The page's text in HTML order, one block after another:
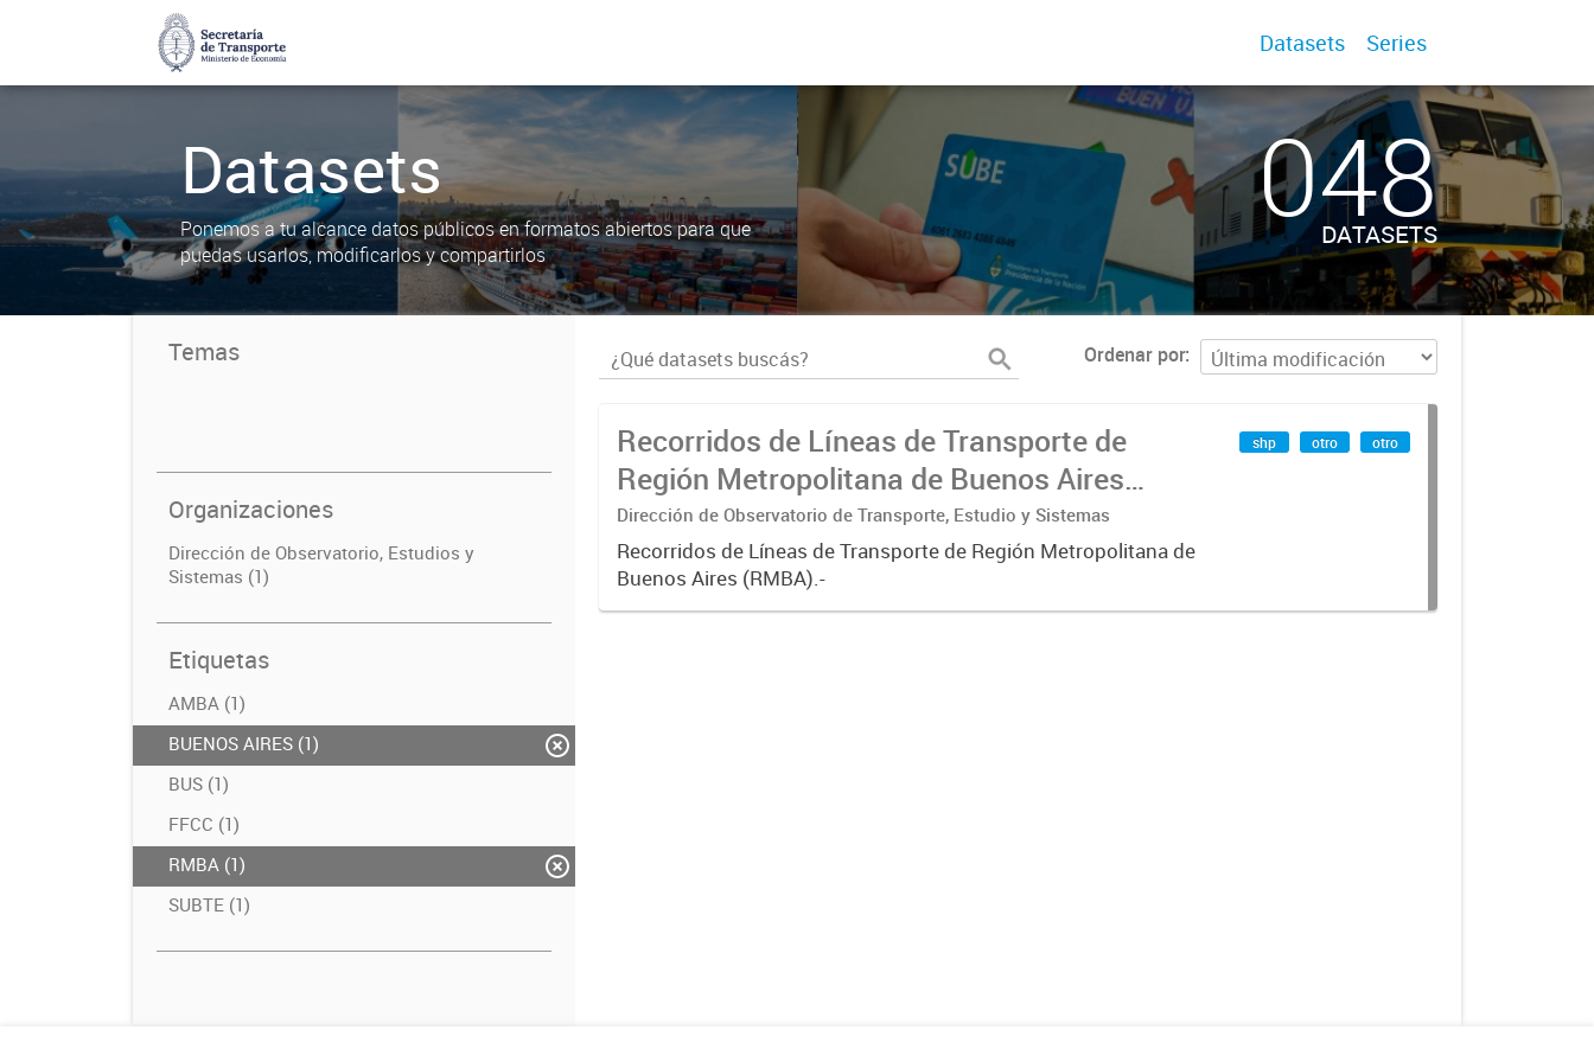
Datasets Series
Datasets
Ponemos a tu alcance datos públicos en formatos abiertos para que
puedas usarlos, modificarlos y compartirlos
048
DATASETS
Temas
Organizaciones
Dirección de Observatorio, Estudios y
Sistemas (1)
Etiquetas
AMBA (1)
BUENOS AIRES (1)
BUS (1)
FFCC (1)
RMBA (1)
SUBTE (1)
Ordenar por
Recorridos de Líneas de Transporte de
Región Metropolitana de Buenos Aires
(RMBA)
Dirección de Observatorio de Transporte, Estudio y Sistemas
Recorridos de Líneas de Transporte de Región Metropolitana de
Buenos Aires (RMBA).-
shp otro otro